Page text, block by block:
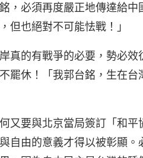
，必須再度嚴正地傳達給
但也絕對不可能怯戰！」
真的有戰爭的必要，勢必
罷休！「我郭台銘，生在
又要與北京當局簽訂「和
自由的意義才得以被彰顯